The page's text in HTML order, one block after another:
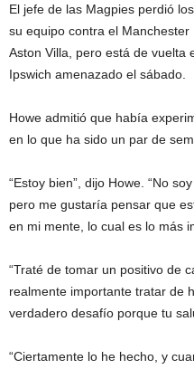
El jefe de las Magpies perdió
su equipo contra el
Aston Villa, pero está de vuelta
Ipswich amenazado el sábado.
Howe admitió que había
en lo que ha sido un par de
“Estoy bien”, dijo Howe. “No
pero me gustaría pensar que
en mi mente, lo cual es lo más
“Traté de tomar un positivo de
realmente importante tratar de
verdadero desafío porque tu
“Ciertamente lo he hecho, y